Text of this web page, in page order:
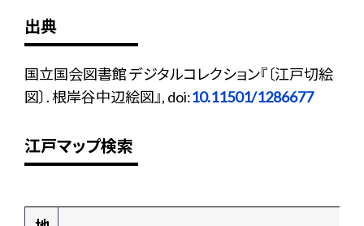
出典
国立国会図書館 デジタルコレクション『〔江戸切絵
図〕. 根岸谷中辺絵図』, doi:10.11501/1286677
江戸マップ検索